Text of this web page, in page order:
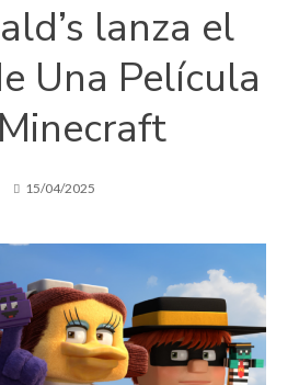
lanza el
Una Película
15/04/2025